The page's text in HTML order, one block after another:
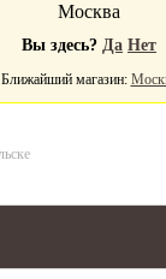
Москва
Вы здесь? Да Нет
Ближайший магазин: